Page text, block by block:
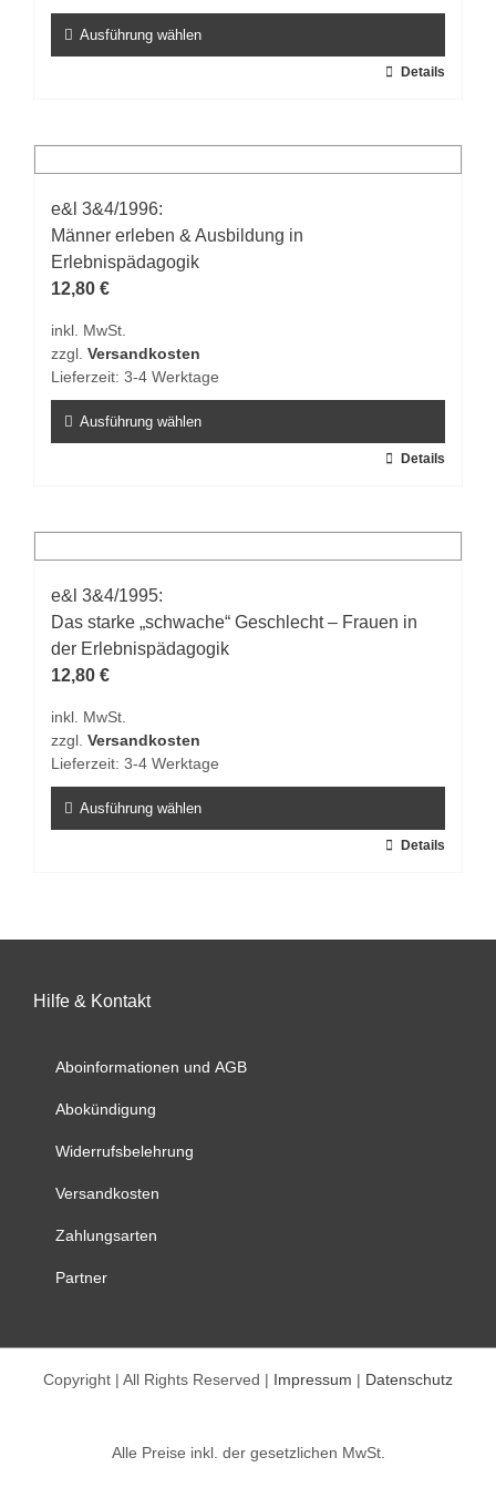
gewählt
werden
Ausführung wählen
Varianten
auf.
Die
Optionen
können
der
Produktseite
werden
Details
e&l 3&4/1996:
Männer erleben & Ausbildung in
Erlebnispädagogik
12,80 €
inkl. MwSt.
zzgl. Versandkosten
Lieferzeit: 3-4 Werktage
Ausführung wählen
Varianten
auf.
Die
Optionen
können
der
Produktseite
werden
Details
e&l 3&4/1995:
Das starke „schwache“ Geschlecht – Frauen in
der Erlebnispädagogik
12,80 €
inkl. MwSt.
zzgl. Versandkosten
Lieferzeit: 3-4 Werktage
Ausführung wählen
Die
können
der
werden
Details
Hilfe & Kontakt
Aboinformationen und AGB
Abokündigung
Widerrufsbelehrung
Versandkosten
Zahlungsarten
Partner
Copyright | All Rights Reserved | Impressum | Datenschutz
Alle Preise inkl. der gesetzlichen MwSt.